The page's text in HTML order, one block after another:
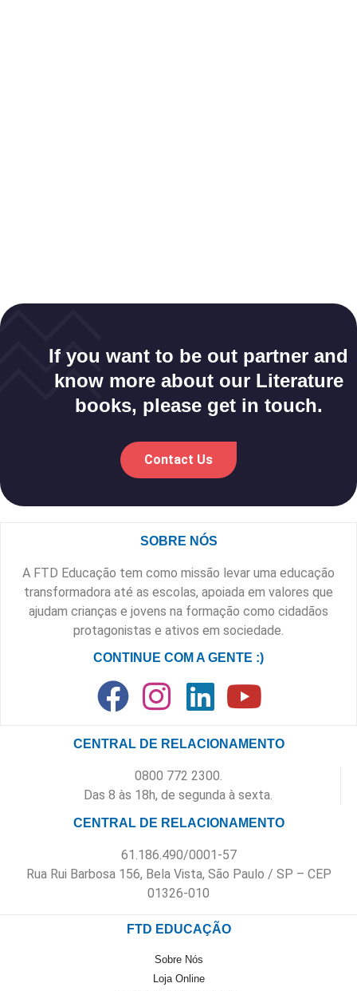
If you want to be out partner and
know more about our Literature
books, please get in touch.
Contact Us
SOBRE NÓS
A FTD Educação tem como missão levar uma educação
transformadora até as escolas, apoiada em valores que
ajudam crianças e jovens na formação como cidadãos
protagonistas e ativos em sociedade.
CONTINUE COM A GENTE :)
CENTRAL DE RELACIONAMENTO
0800 772 2300.
Das 8 às 18h, de segunda à sexta.
CENTRAL DE RELACIONAMENTO
61.186.490/0001-57
Rua Rui Barbosa 156, Bela Vista, São Paulo / SP – CEP
01326-010
FTD EDUCAÇÃO
Sobre Nós
Loja Online